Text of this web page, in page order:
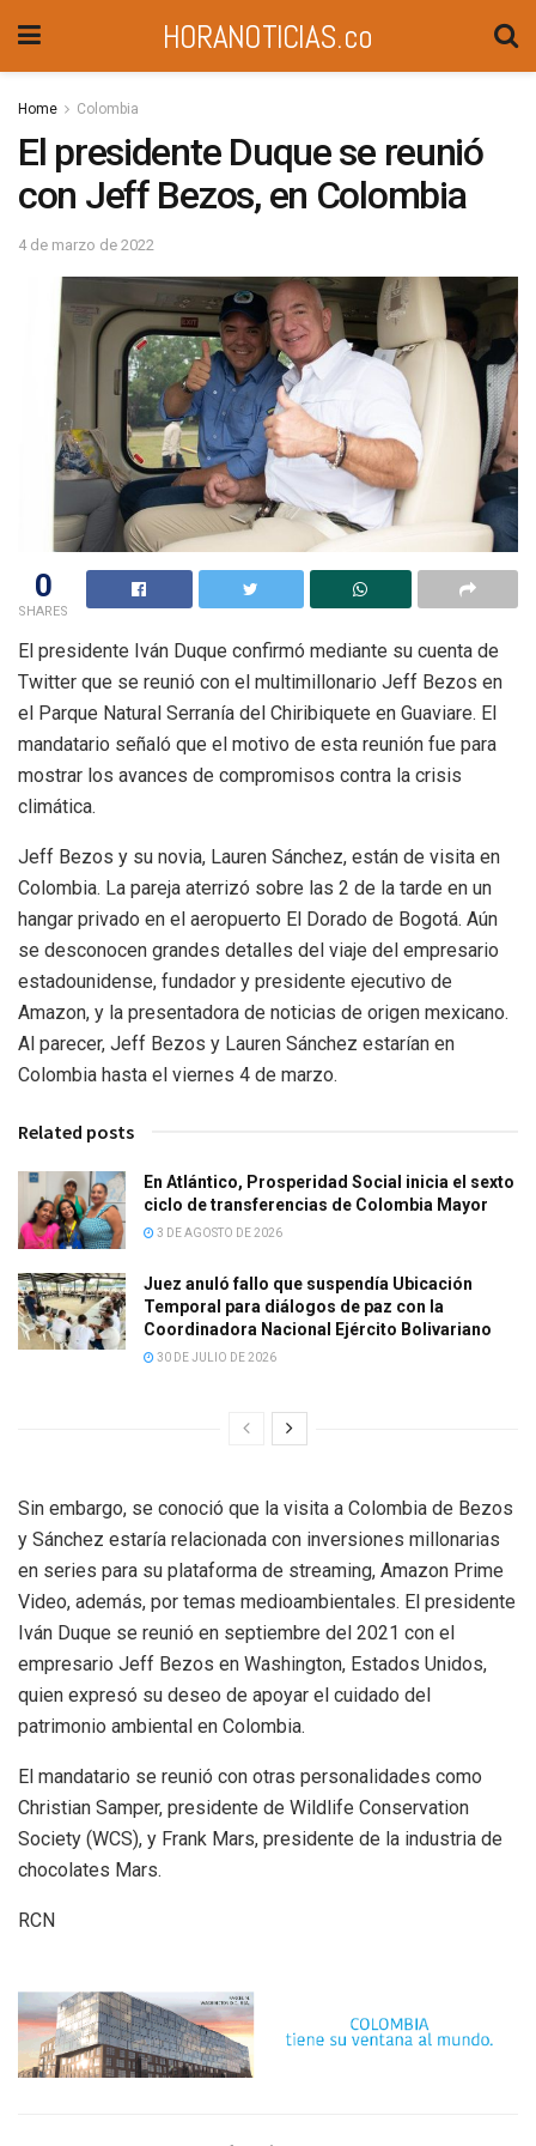
HORANOTICIAS.co
Home Colombia
El presidente Duque se reunió
con Jeff Bezos, en Colombia
4 de marzo de 2022
0
SHARES
El presidente Iván Duque confirmó mediante su cuenta de
Twitter que se reunió con el multimillonario Jeff Bezos en
el Parque Natural Serranía del Chiribiquete en Guaviare. El
mandatario señaló que el motivo de esta reunión fue para
mostrar los avances de compromisos contra la crisis
climática.
Jeff Bezos y su novia, Lauren Sánchez, están de visita en
Colombia. La pareja aterrizó sobre las 2 de la tarde en un
hangar privado en el aeropuerto El Dorado de Bogotá. Aún
se desconocen grandes detalles del viaje del empresario
estadounidense, fundador y presidente ejecutivo de
Amazon, y la presentadora de noticias de origen mexicano.
Al parecer, Jeff Bezos y Lauren Sánchez estarían en
Colombia hasta el viernes 4 de marzo.
Related posts
En Atlántico, Prosperidad Social inicia el sexto
ciclo de transferencias de Colombia Mayor
3 DE AGOSTO DE 2026
Juez anuló fallo que suspendía Ubicación
Temporal para diálogos de paz con la
Coordinadora Nacional Ejército Bolivariano
30 DE JULIO DE 2026
Sin embargo, se conoció que la visita a Colombia de Bezos
y Sánchez estaría relacionada con inversiones millonarias
en series para su plataforma de streaming, Amazon Prime
Video, además, por temas medioambientales. El presidente
Iván Duque se reunió en septiembre del 2021 con el
empresario Jeff Bezos en Washington, Estados Unidos,
quien expresó su deseo de apoyar el cuidado del
patrimonio ambiental en Colombia.
El mandatario se reunió con otras personalidades como
Christian Samper, presidente de Wildlife Conservation
Society (WCS), y Frank Mars, presidente de la industria de
chocolates Mars.
RCN